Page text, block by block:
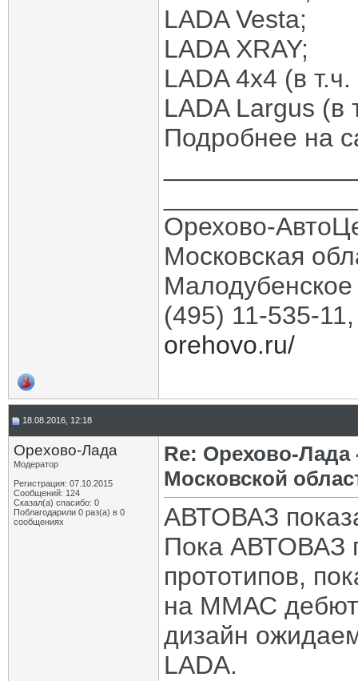
LADA Vesta;
LADA XRAY;
LADA 4x4 (в
LADA Largus (в
Подробнее на
Орехово-
Московская
(495) 11-535-
orehovo.ru/
18.08.2016, 12:18
Орехово-Лада
Модератор
Регистрация: 07.10.2015
Сообщений: 124
Сказал(а) спасибо: 0
Поблагодарили 0 раз(а) в 0
сообщениях
Re: Орехово-
Московской
АВТОВАЗ
Пока АВТОВАЗ
прототипов,
на ММАС
дизайн
LADA.